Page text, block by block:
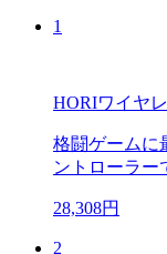
1
HORIワイヤ
格闘ゲームに
ントローラー
28,308円
2